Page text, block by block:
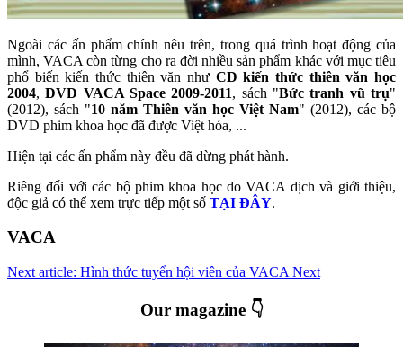
Ngoài các ấn phẩm chính nêu trên, trong quá trình hoạt động của
mình, VACA còn từng cho ra đời nhiều sản phẩm khác với mục tiêu
phổ biến kiến thức thiên văn như CD kiến thức thiên văn học
2004,DVD VACA Space 2009-2011, sách "Bức tranh vũ trụ"
(2012), sách "10 năm Thiên văn học Việt Nam" (2012), các bộ
DVD phim khoa học đã được Việt hóa, ...
Hiện tại các ấn phẩm này đều đã dừng phát hành.
Riêng đối với các bộ phim khoa học do VACA dịch và giới thiệu,
độc giả có thể xem trực tiếp một số TẠI ĐÂY.
VACA
Next article: Hình thức tuyển hội viên của VACA Next
Our magazine 👇